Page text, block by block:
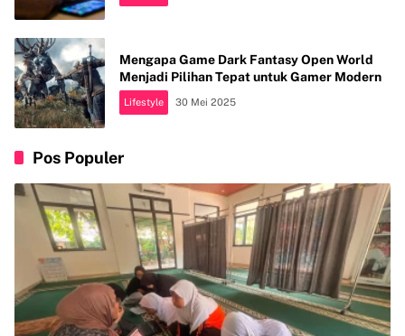
Mengapa Game Dark Fantasy Open World
Menjadi Pilihan Tepat untuk Gamer Modern
Lifestyle 30 Mei 2025
Pos Populer